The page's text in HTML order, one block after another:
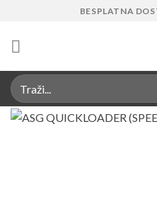
content
BESPLATNA